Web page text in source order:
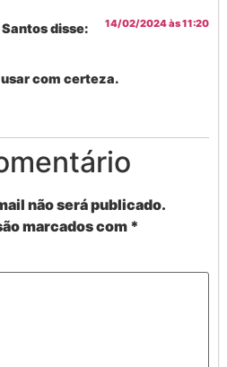
Santosdisse: 14/02/2024 às 11:20
com certeza.
não será publicado.
marcados com *